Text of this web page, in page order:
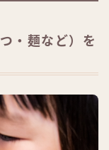
・麺など）を